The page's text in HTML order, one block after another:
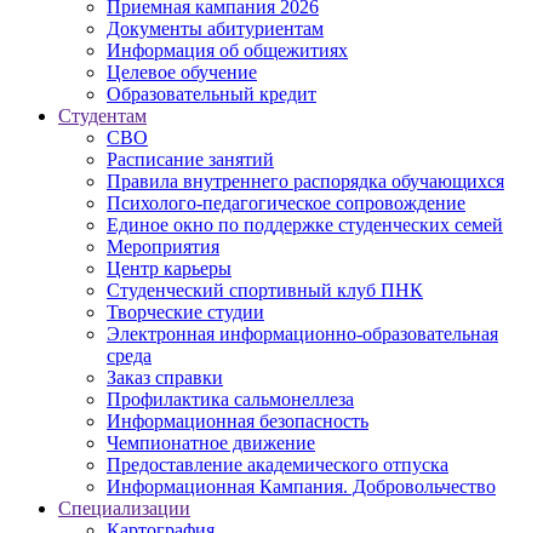
Приемная кампания 2026
Дoкументы абитуриентам
Информация об общежитиях
Целевое обучение
Образовательный кредит
Студентам
СВО
Расписание занятий
Правила внутреннего распорядка обучающихся
Психолого-педагогическое сопровождение
Единое окно по поддержке студенческих семей
Мероприятия
Центр карьеры
Студенческий спортивный клуб ПНК
Творческие студии
Электронная информационно-образовательная
среда
Заказ справки
Профилактика сальмонеллеза
Информационная безопасность
Чемпионатное движение
Предоставление академического отпуска
Информационная Кампания. Добровольчество
Специализации